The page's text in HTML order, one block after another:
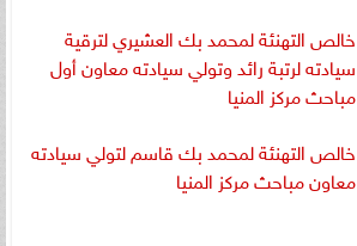
خالص التهنئة لمحمد بك العشيري لترقية
سيادته لرتبة رائد وتولي سيادته معاون أول
مباحث مركز المنيا
خالص التهنئة لمحمد بك قاسم لتولي سيادته
معاون مباحث مركز المنيا